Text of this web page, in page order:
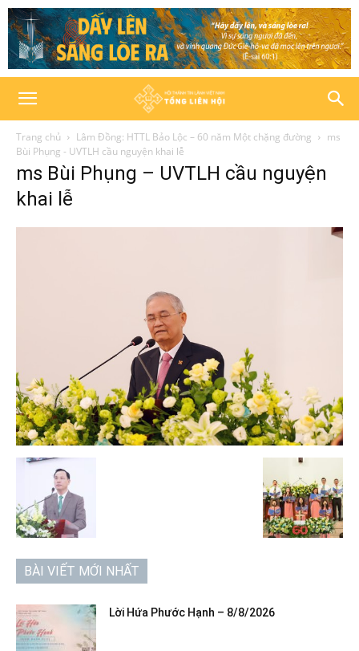
Trang chủ Lâm Đồng: HTTL Bảo Lộc – 60 năm Một chặng đường
ms
Bùi Phụng - UVTLH cầu nguyện khai lễ
ms Bùi Phụng – UVTLH cầu nguyện
khai lễ
BÀI VIẾT MỚI NHẤT
Lời Hứa Phước Hạnh – 8/8/2026